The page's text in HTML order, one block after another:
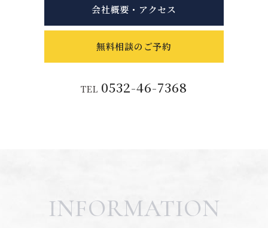
会社概要・アクセス
無料相談のご予約
TEL 0532-46-7368
INFORMATION